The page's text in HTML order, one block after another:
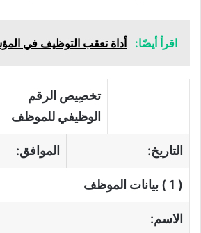
اقرأ أيضًا: أداة تعقب التوظيف في
تخصِيص الرقم
الوظيفي للموظف
التاريخ: الموافق:
( 1 ) بيانات الموظف
الاسم: